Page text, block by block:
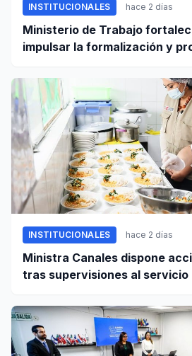
INSTITUCIONALES hace 2 días
Ministerio de Trabajo
impulsar la formalización y
INSTITUCIONALES hace 2 días
Ministra Canales dispone
tras supervisiones al servicio